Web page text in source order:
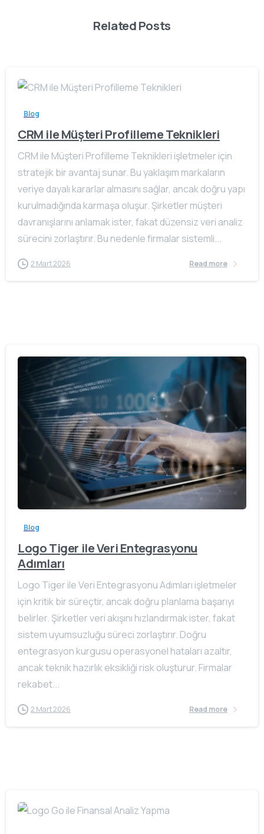
Related Posts
Blog
CRM ile Müşteri Profilleme Teknikleri
CRM ile Müşteri Profilleme Teknikleri işletmeler için
stratejik bir avantaj sunar. Bu yaklaşım markaların
veriye dayalı kararlar almasını sağlar, ancak doğru yapı
kurulmadığında karmaşa oluşur. Şirketler müşteri
davranışlarını anlamak ister, fakat düzensiz veri analiz
sürecini zorlaştırır. Bu nedenle firmalar sistemli...
2 Mart 2026 Read more
Blog
Logo Tiger ile Veri Entegrasyonu
Adımları
Logo Tiger ile Veri Entegrasyonu Adımları işletmeler
için kritik bir süreçtir, ancak doğru planlama başarıyı
belirler. Şirketler veri akışını hızlandırmak ister, fakat
sistem uyumsuzluğu süreci zorlaştırır. Doğru
entegrasyon kurgusu operasyonel hataları azaltır,
ancak teknik hazırlık eksikliği risk oluşturur. Firmalar
rekabet...
2 Mart 2026 Read more